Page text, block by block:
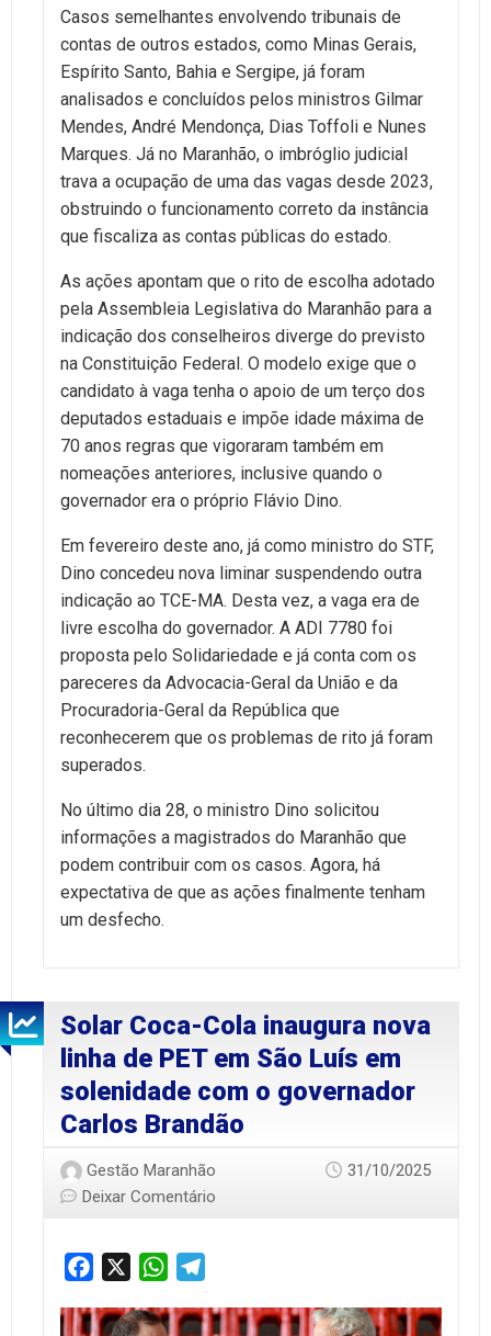
Casos semelhantes envolvendo tribunais de
contas de outros estados, como Minas Gerais,
Espírito Santo, Bahia e Sergipe, já foram
analisados e concluídos pelos ministros Gilmar
Mendes, André Mendonça, Dias Toffoli e Nunes
Marques. Já no Maranhão, o imbróglio judicial
trava a ocupação de uma das vagas desde 2023,
obstruindo o funcionamento correto da instância
que fiscaliza as contas públicas do estado.
As ações apontam que o rito de escolha adotado
pela Assembleia Legislativa do Maranhão para a
indicação dos conselheiros diverge do previsto
na Constituição Federal. O modelo exige que o
candidato à vaga tenha o apoio de um terço dos
deputados estaduais e impõe idade máxima de
70 anos regras que vigoraram também em
nomeações anteriores, inclusive quando o
governador era o próprio Flávio Dino.
Em fevereiro deste ano, já como ministro do STF,
Dino concedeu nova liminar suspendendo outra
indicação ao TCE-MA. Desta vez, a vaga era de
livre escolha do governador. A ADI 7780 foi
proposta pelo Solidariedade e já conta com os
pareceres da Advocacia-Geral da União e da
Procuradoria-Geral da República que
reconhecerem que os problemas de rito já foram
superados.
No último dia 28, o ministro Dino solicitou
informações a magistrados do Maranhão que
podem contribuir com os casos. Agora, há
expectativa de que as ações finalmente tenham
um desfecho.
Solar Coca-Cola inaugura nova
linha de PET em São Luís em
solenidade com o governador
Carlos Brandão
Gestão Maranhão
31/10/2025
Deixar Comentário
Facebook WhatsApp